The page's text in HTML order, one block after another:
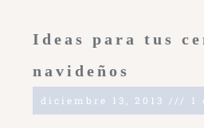
Ideas para tus
navideños
diciembre 13, 2013 1